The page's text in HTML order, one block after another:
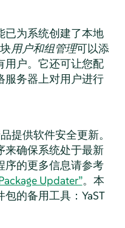
已为系统创建了本地
用户和组管理可以添
用户。它还可让您配
服务器上对用户进行
提供软件安全更新。
来确保系统处于最新
序的更多信息请参考
Updater”。本
的备用工具：YaST